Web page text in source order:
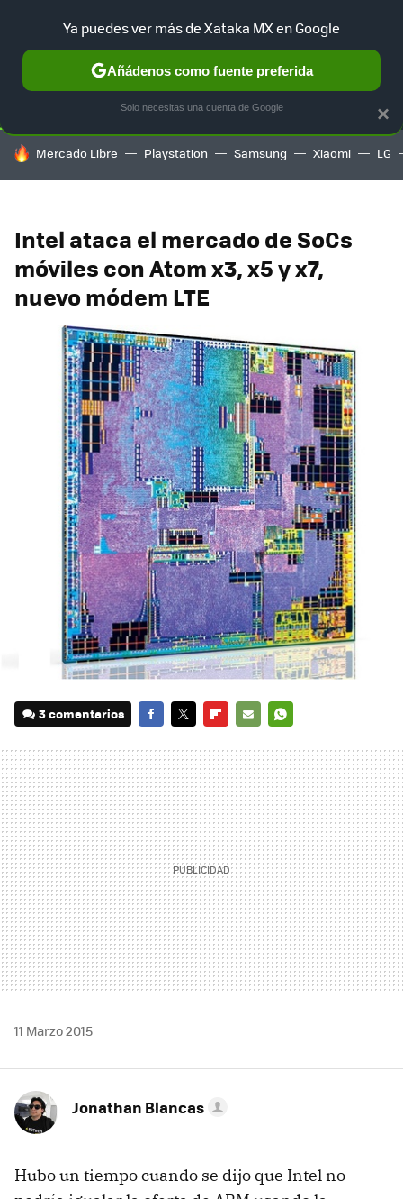
SELECCIÓN GAMING HOME AUTO TERRITORIO
HOY SE HABLA DE
Mercado Libre Playstation Samsung Xiaomi LG
Intel ataca el mercado de SoCs
móviles con Atom x3, x5 y x7,
nuevo módem LTE
3 comentarios
MAIL
11 Marzo 2015
Jonathan Blancas
Hubo un tiempo cuando se dijo que Intel no
×
Ya puedes ver más de Xataka MX en Google
Añádenos como fuente preferida
Solo necesitas una cuenta de Google